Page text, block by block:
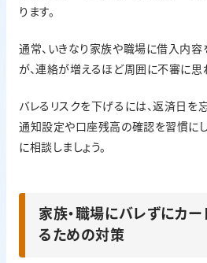
ります。
通常、いきなり家族や職場に借入内容
が、連絡が増えるほど周囲に不審に思
バレるリスクを下げるには、返済日を
通知設定や口座残高の確認を習慣に
に相談しましょう。
家族・職場にバレずにカ
るための対策